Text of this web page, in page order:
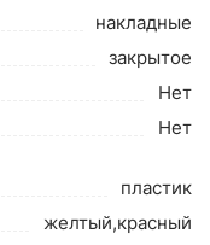
накладные
закрытое
Нет
Нет
пластик
желтый,красный